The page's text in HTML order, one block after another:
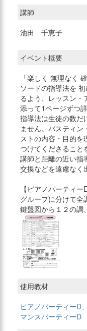
講師
池田 千恵子
イベント概要
「楽しく 無理なく
ソードの指導法を
るよう、レッスン・
添って1ページずつ
指導法は生徒の数だ
ません。バスティ
ストの内容・目的を
つけてくださること
講師と距離の近い指
交換などを遠慮なく
【ピアノパーティーD
グループに分けて全
鍵盤図から１２の調
使用教材
ピアノパーティーD
マンスパーティーD